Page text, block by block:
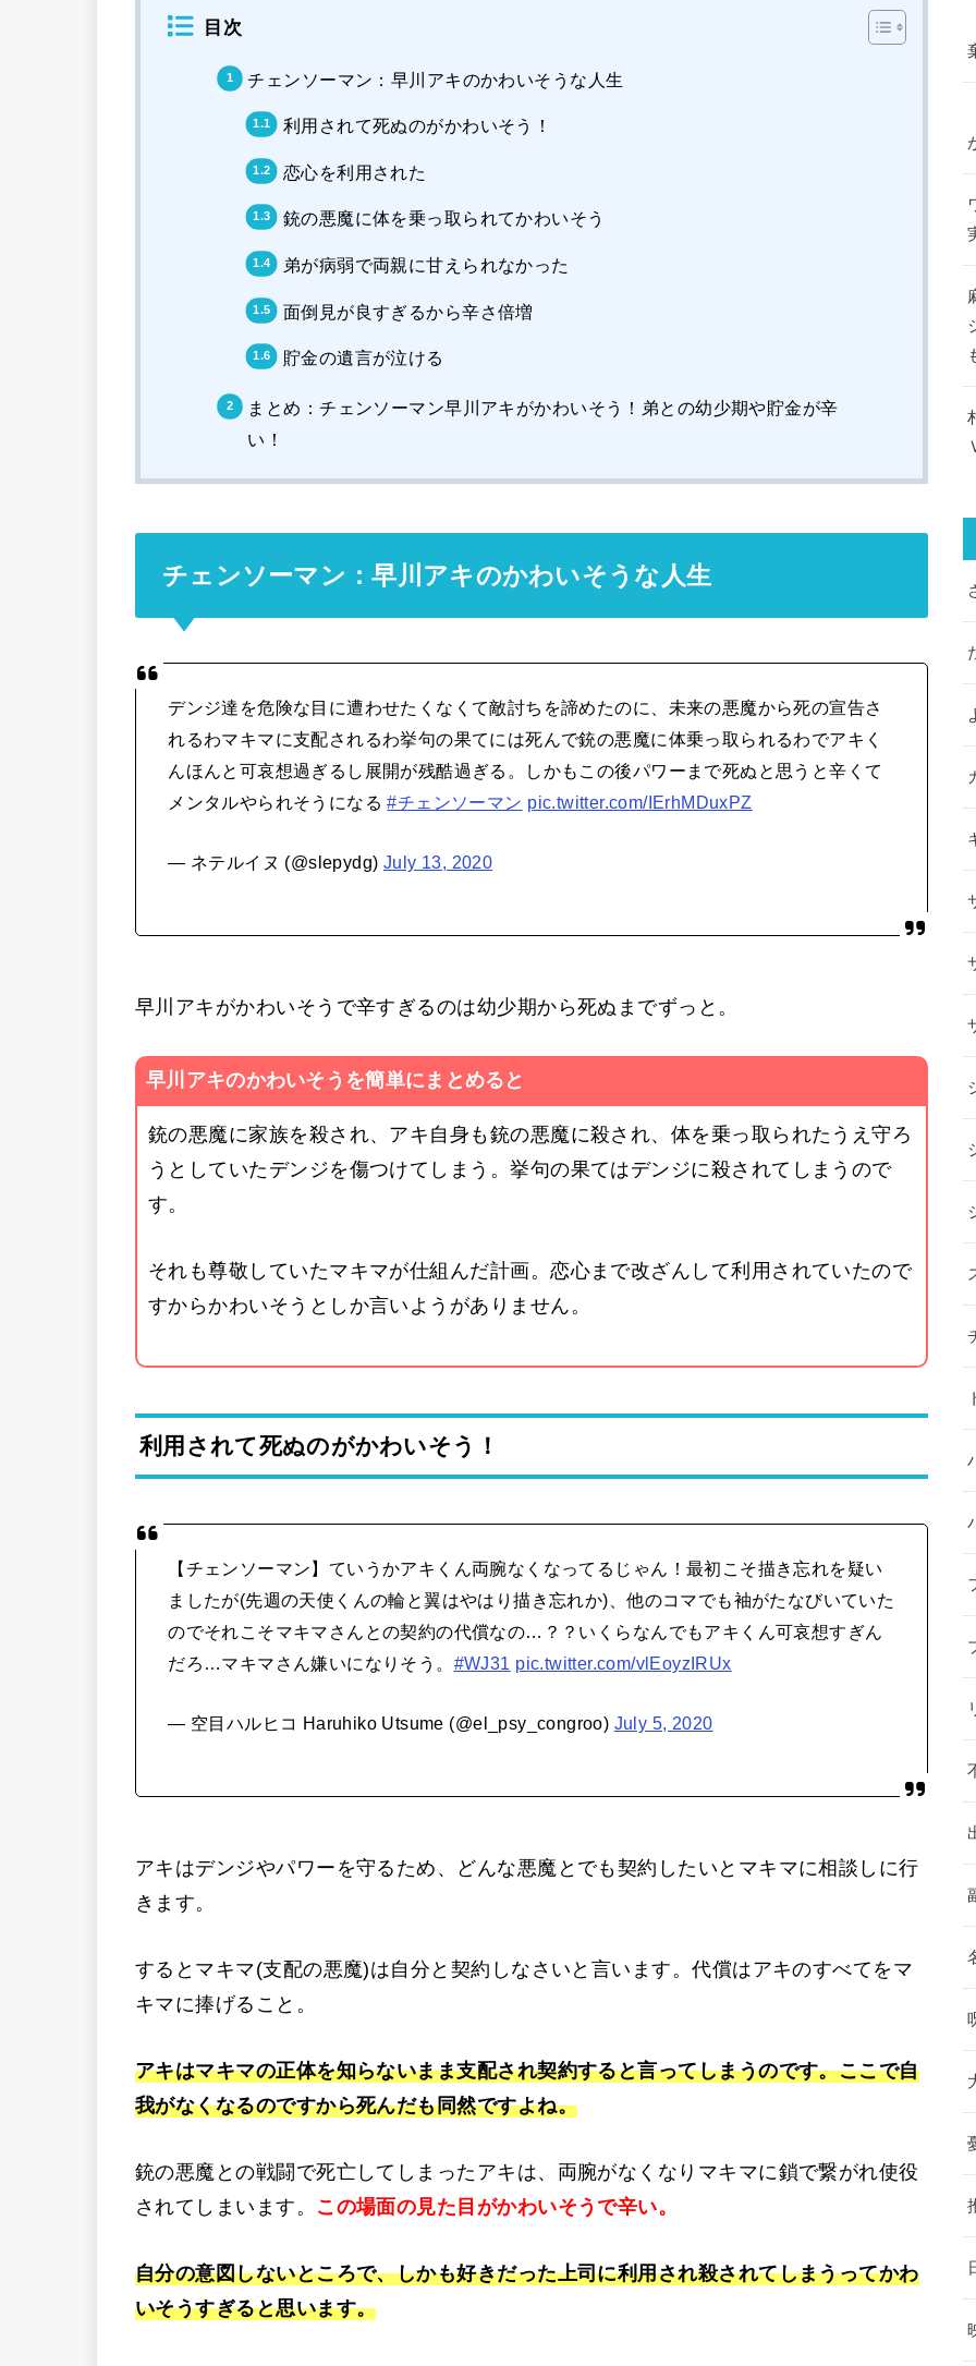
目次
チェンソーマン：早川アキのかわいそうな人生
利用されて死ぬのがかわいそう！
恋心を利用された
銃の悪魔に体を乗っ取られてかわいそう
弟が病弱で両親に甘えられなかった
面倒見が良すぎるから辛さ倍増
貯金の遺言が泣ける
まとめ：チェンソーマン早川アキがかわいそう！弟との幼少期や貯金が辛
い！
チェンソーマン：早川アキのかわいそうな人生
デンジ達を危険な目に遭わせたくなくて敵討ちを諦めたのに、未来の悪魔から死の宣告さ
れるわマキマに支配されるわ挙句の果てには死んで銃の悪魔に体乗っ取られるわでアキく
んほんと可哀想過ぎるし展開が残酷過ぎる。しかもこの後パワーまで死ぬと思うと辛くて
メンタルやられそうになる#チェンソーマン pic.twitter.com/IErhMDuxPZ
— ネテルイヌ (@slepydg) July 13, 2020
早川アキがかわいそうで辛すぎるのは幼少期から死ぬまでずっと。
早川アキのかわいそうを簡単にまとめると
銃の悪魔に家族を殺され、アキ自身も銃の悪魔に殺され、体を乗っ取られたうえ守ろ
うとしていたデンジを傷つけてしまう。挙句の果てはデンジに殺されてしまうので
す。
それも尊敬していたマキマが仕組んだ計画。恋心まで改ざんして利用されていたので
すからかわいそうとしか言いようがありません。
利用されて死ぬのがかわいそう！
【チェンソーマン】ていうかアキくん両腕なくなってるじゃん！最初こそ描き忘れを疑い
ましたが(先週の天使くんの輪と翼はやはり描き忘れか)、他のコマでも袖がたなびいていた
のでそれこそマキマさんとの契約の代償なの…？？いくらなんでもアキくん可哀想すぎん
だろ…マキマさん嫌いになりそう。 #WJ31 pic.twitter.com/vlEoyzIRUx
— 空目ハルヒコ Haruhiko Utsume (@el_psy_congroo) July 5, 2020
アキはデンジやパワーを守るため、どんな悪魔とでも契約したいとマキマに相談しに行
きます。
するとマキマ(支配の悪魔)は自分と契約しなさいと言います。代償はアキのすべてをマ
キマに捧げること。
アキはマキマの正体を知らないまま支配され契約すると言ってしまうのです。ここで自
我がなくなるのですから死んだも同然ですよね。
銃の悪魔との戦闘で死亡してしまったアキは、両腕がなくなりマキマに鎖で繋がれ使役
されてしまいます。 この場面の見た目がかわいそうで辛い。
自分の意図しないところで、しかも好きだった上司に利用され殺されてしまうってかわ
いそうすぎると思います。